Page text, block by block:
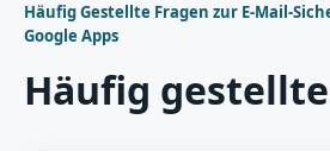
Häufig Gestellte Fragen zur E-Mail-
Google Apps
Häufig